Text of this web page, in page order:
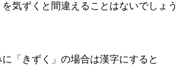
を気ずくと間違えることはないでしょ
に「きずく」の場合は漢字にすると